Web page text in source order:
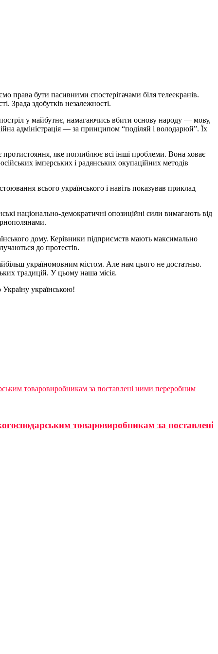
права бути пасивними спостерігачами біля телеекранів.
Зрада здобутків незалежності.
постріл у майбутнє, намагаючись вбити основу народу — мову,
адміністрація — за принципом “поділяй і володарюй”. Їх
яке поглиблює всі інші проблеми. Вона ховає
імперських і радянських окупаційних методів
всього українського і навіть показував приклад
національно-демократичні опозиційні сили вимагають від
дому. Керівники підприємств мають максимально
до протестів.
україномовним містом. Але нам цього не достатньо.
традицій. У цьому наша місія.
українською!
товаровиробникам за поставлені ними переробним
товаровиробникам за поставлені